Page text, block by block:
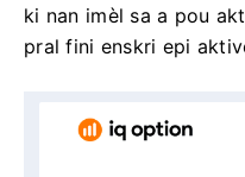
ki nan imèl sa a pou
pral fini enskri epi